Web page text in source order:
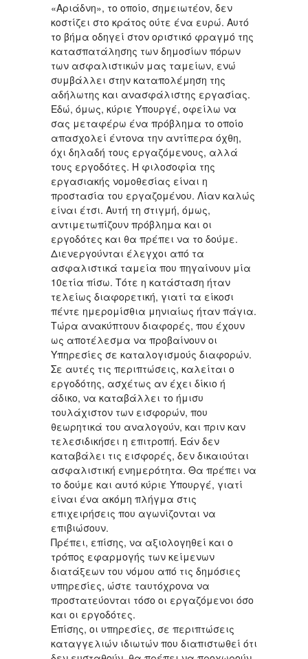
«Αριάδνη», το οποίο, σημειωτέον, δεν
κοστίζει στο κράτος ούτε ένα ευρώ. Αυτό
το βήμα οδηγεί στον οριστικό φραγμό της
κατασπατάλησης των δημοσίων πόρων
των ασφαλιστικών μας ταμείων, ενώ
συμβάλλει στην καταπολέμηση της
αδήλωτης και ανασφάλιστης εργασίας.
Εδώ, όμως, κύριε Υπουργέ, οφείλω να
σας μεταφέρω ένα πρόβλημα το οποίο
απασχολεί έντονα την αντίπερα όχθη,
όχι δηλαδή τους εργαζόμενους, αλλά
τους εργοδότες. Η φιλοσοφία της
εργασιακής νομοθεσίας είναι η
προστασία του εργαζομένου. Λίαν καλώς
είναι έτσι. Αυτή τη στιγμή, όμως,
αντιμετωπίζουν πρόβλημα και οι
εργοδότες και θα πρέπει να το δούμε.
Διενεργούνται έλεγχοι από τα
ασφαλιστικά ταμεία που πηγαίνουν μία
10ετία πίσω. Τότε η κατάσταση ήταν
τελείως διαφορετική, γιατί τα είκοσι
πέντε ημερομίσθια μηνιαίως ήταν πάγια.
Τώρα ανακύπτουν διαφορές, που έχουν
ως αποτέλεσμα να προβαίνουν οι
Υπηρεσίες σε καταλογισμούς διαφορών.
Σε αυτές τις περιπτώσεις, καλείται ο
εργοδότης, ασχέτως αν έχει δίκιο ή
άδικο, να καταβάλλει το ήμισυ
τουλάχιστον των εισφορών, που
θεωρητικά του αναλογούν, και πριν καν
τελεσιδικήσει η επιτροπή. Εάν δεν
καταβάλει τις εισφορές, δεν δικαιούται
ασφαλιστική ενημερότητα. Θα πρέπει να
το δούμε και αυτό κύριε Υπουργέ, γιατί
είναι ένα ακόμη πλήγμα στις
επιχειρήσεις που αγωνίζονται να
επιβιώσουν.
Πρέπει, επίσης, να αξιολογηθεί και ο
τρόπος εφαρμογής των κείμενων
διατάξεων του νόμου από τις δημόσιες
υπηρεσίες, ώστε ταυτόχρονα να
προστατεύονται τόσο οι εργαζόμενοι όσο
και οι εργοδότες.
Επίσης, οι υπηρεσίες, σε περιπτώσεις
καταγγελιών ιδιωτών που διαπιστωθεί ότι